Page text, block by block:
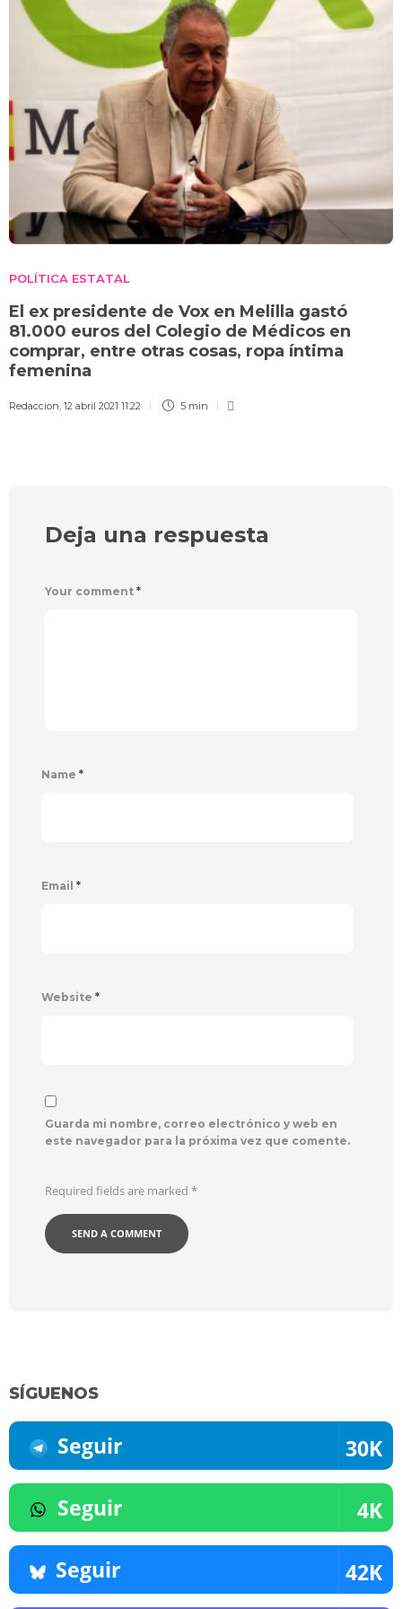
POLÍTICA ESTATAL
El ex presidente de Vox en Melilla gastó
81.000 euros del Colegio de Médicos en
comprar, entre otras cosas, ropa íntima
femenina
Redaccion, 12 abril 2021 11:22 5 min
Deja una respuesta
Your comment *
Name *
Email *
Website *
Guarda mi nombre, correo electrónico y web en
este navegador para la próxima vez que comente.
Required fields are marked *
SÍGUENOS
Seguir 30K
Seguir 4K
Seguir 42K